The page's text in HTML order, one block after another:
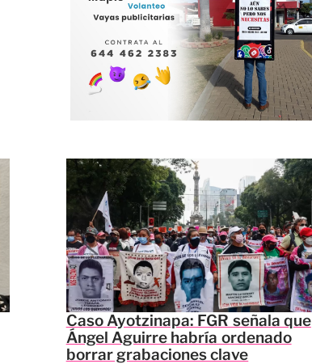
Caso Ayotzinapa: FGR señala que
Ángel Aguirre habría ordenado
borrar grabaciones clave